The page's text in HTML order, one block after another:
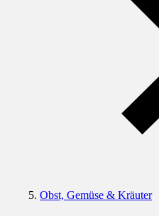
Obst, Gemüse & Kräuter